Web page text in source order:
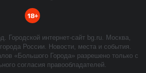
18+
Городской интернет-сайт bg.ru. Москва,
России. Новости, места и события.
«Большого Города» разрешено только с
согласия правообладателей.